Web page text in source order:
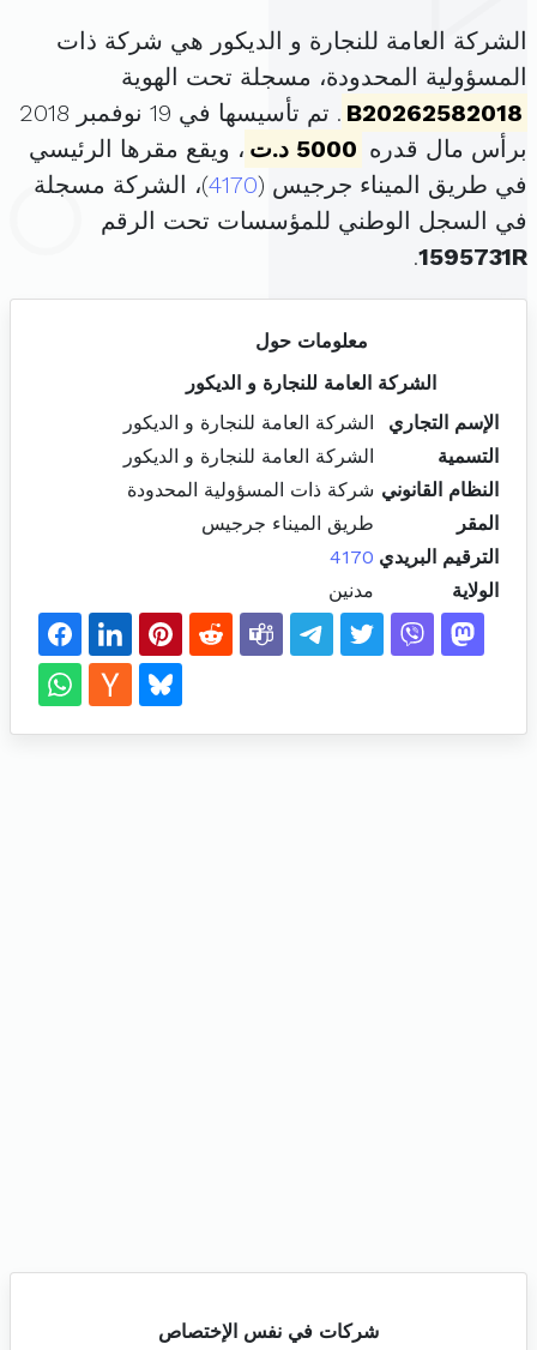
الشركة العامة للنجارة و الديكور هي شركة ذات
المسؤولية المحدودة، مسجلة تحت الهوية
B20262582018
. تم تأسيسها في 19 نوفمبر 2018
برأس مال قدره 5000 د.ت
، ويقع مقرها الرئيسي
في طريق الميناء جرجيس (4170)، الشركة مسجلة
في السجل الوطني للمؤسسات تحت الرقم
1595731R
.
معلومات حول
الشركة العامة للنجارة و الديكور
الإسم التجاري
الشركة العامة للنجارة و الديكور
التسمية
الشركة العامة للنجارة و الديكور
النظام القانوني شركة ذات المسؤولية المحدودة
المقر
طريق الميناء جرجيس
الترقيم البريدي 4170
الولاية
مدنين
شركات في نفس الإختصاص